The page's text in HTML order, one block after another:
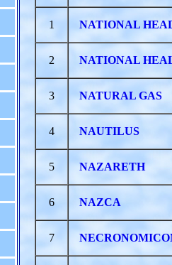
1 NATIONAL
2 NATIONAL
3 NATURAL GAS
4 NAUTILUS
5 NAZARETH
6 NAZCA
7